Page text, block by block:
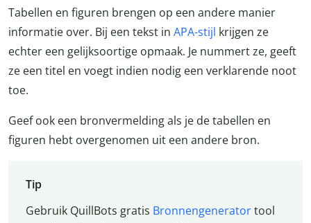
Tabellen en figuren brengen op een andere manier
informatie over. Bij een tekst in APA-stijl krijgen ze
echter een gelijksoortige opmaak. Je nummert ze, geeft
ze een titel en voegt indien nodig een verklarende noot
toe.
Geef ook een bronvermelding als je de tabellen en
figuren hebt overgenomen uit een andere bron.
Tip
Gebruik QuillBots gratis Bronnengeneratortool